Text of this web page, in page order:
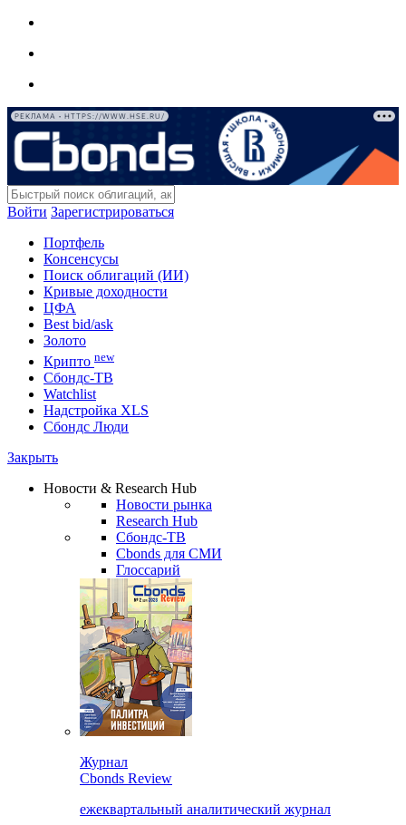
РЕКЛАМА • HTTPS://WWW.HSE.RU/
Войти Зарегистрироваться
Портфель
Консенсусы
Поиск облигаций (ИИ)
Кривые доходности
ЦФА
Best bid/ask
Золото
Крипто new
Сбондс-ТВ
Watchlist
Надстройка XLS
Сбондс Люди
Закрыть
Новости & Research Hub
Новости рынка
Research Hub
Сбондс-ТВ
Cbonds для СМИ
Глоссарий
Журнал
Cbonds Review
ежеквартальный аналитический журнал